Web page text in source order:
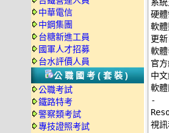
中華電信
中鋼集團
台糖新進工員
國軍人才招募
台水評價人員
公職國考(套裝)
公職考試
鐵路特考
警察類考試
專技證照考試
系
硬
軟
更
軟
官
中
-
視